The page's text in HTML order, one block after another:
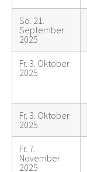
So. 21.
September
2025
Fr. 3. Oktober
2025
Fr. 3. Oktober
2025
Fr. 7.
November
2025